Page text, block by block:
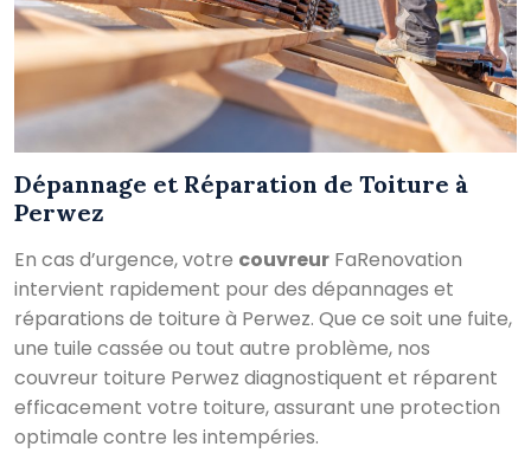
Dépannage et Réparation de Toiture à
Perwez
En cas d’urgence, votre couvreur FaRenovation
intervient rapidement pour des dépannages et
réparations de toiture à Perwez. Que ce soit une fuite,
une tuile cassée ou tout autre problème, nos
couvreur toiture Perwez diagnostiquent et réparent
efficacement votre toiture, assurant une protection
optimale contre les intempéries.